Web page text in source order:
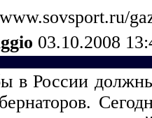
03.10.2008
в России